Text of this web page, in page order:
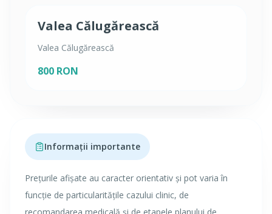
Valea Călugărească
Valea Călugărească
800 RON
Informații importante
Prețurile afișate au caracter orientativ și pot varia în
funcție de particularitățile cazului clinic, de